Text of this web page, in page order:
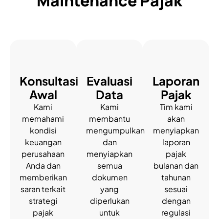
Konsultasi
Awal
Kami
memahami
kondisi
keuangan
perusahaan
Anda dan
memberikan
saran terkait
strategi
pajak
Evaluasi
Data
Kami
membantu
mengumpulkan
dan
menyiapkan
semua
dokumen
yang
diperlukan
untuk
Laporan
Pajak
Tim kami
akan
menyiapkan
laporan
pajak
bulanan dan
tahunan
sesuai
dengan
regulasi